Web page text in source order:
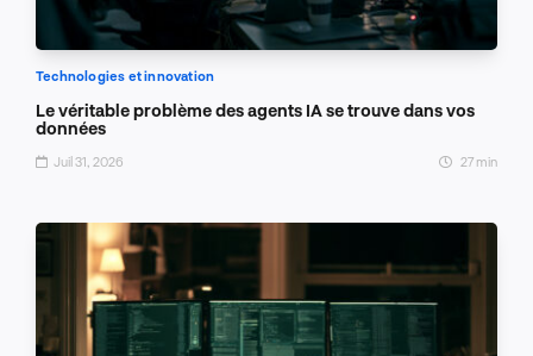
Technologies et innovation
Le véritable problème des agents IA se trouve dans vos
données
Juil 31, 2026 27 min